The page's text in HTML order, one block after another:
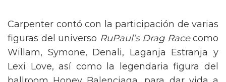
Carpenter contó con la participación de varias
figuras del universo
RuPaul’s Drag Race
como
Willam, Symone, Denali, Laganja Estranja y
Lexi Love, así como la legendaria figura del